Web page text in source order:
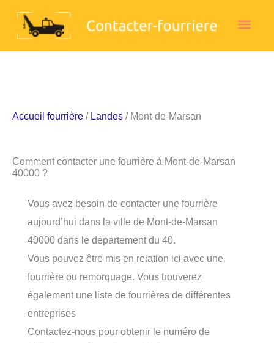
Accueil fourrière / Landes / Mont-de-Marsan
Comment contacter une fourrière à Mont-de-Marsan
40000 ?
Vous avez besoin de contacter une fourrière
aujourd’hui dans la ville de Mont-de-Marsan
40000 dans le département du 40.
Vous pouvez être mis en relation ici avec une
fourrière ou remorquage. Vous trouverez
également une liste de fourrières de différentes
entreprises
Contactez-nous pour obtenir le numéro de